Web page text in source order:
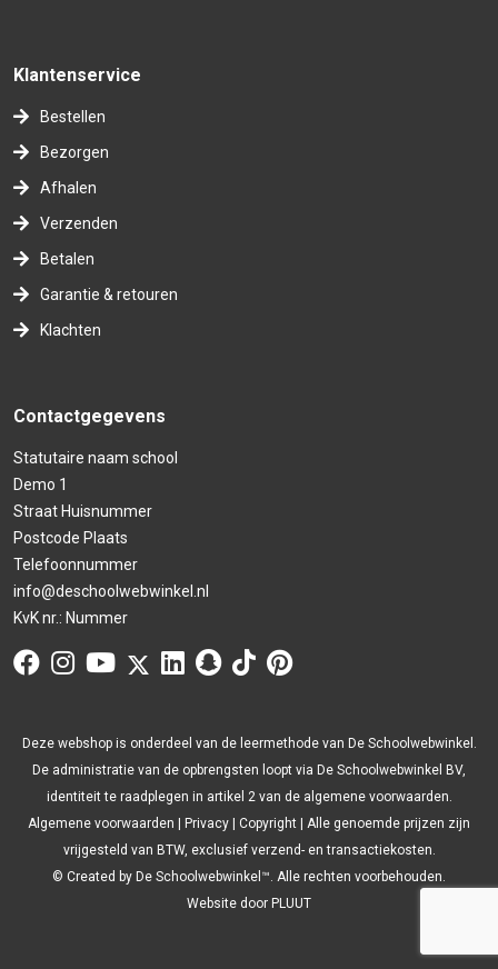
Klantenservice
Bestellen
Bezorgen
Afhalen
Verzenden
Betalen
Garantie & retouren
Klachten
Contactgegevens
Statutaire naam school
Demo 1
Straat Huisnummer
Postcode Plaats
Telefoonnummer
info@deschoolwebwinkel.nl
KvK nr.: Nummer
Deze webshop is onderdeel van de leermethode van De Schoolwebwinkel.
De administratie van de opbrengsten loopt via De Schoolwebwinkel BV,
identiteit te raadplegen in artikel 2 van de algemene voorwaarden.
Algemene voorwaarden
Privacy Copyright | Alle genoemde prijzen zijn
vrijgesteld van BTW, exclusief verzend- en transactiekosten.
© Created by De Schoolwebwinkel™. Alle rechten voorbehouden.
Website door PLUUT